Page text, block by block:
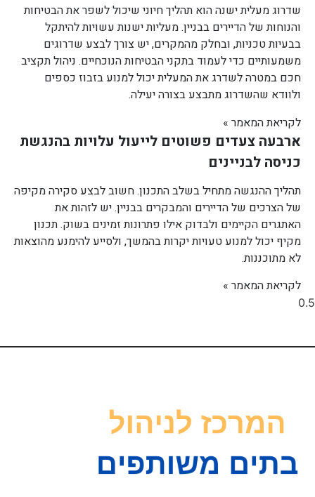
שדרוג מעלית ישנה הוא תהליך חיוני שיכול לשפר את הבטיחות
והנוחות של הדיירים בבניין. מעליות ישנות עשויות להיתקל
בבעיות טכניות, ובחלק מהמקרים, יש צורך לבצע שדרוגים
משמעותיים כדי לעמוד בתקני הבטיחות הנוכחיים. ניהול תקציב
חכם במטרה לשדרג את המעלית יכול למנוע בזבוז כספים
ולוודא שהשדרוג מתבצע בצורה יעילה.
לקריאת המאמר »
ארבעה צעדים פשוטים לייעול עלויות בהנגשת
כניסה לבניינים
תהליך ההנגשה מתחיל בשלב התכנון. חשוב לבצע סקירה מקיפה
של הצרכים של הדיירים והמבקרים בבניין. יש לזהות את
האתגרים הקיימים ולבדוק אילו פתרונות זמינים בשוק. תכנון
מקיף יכול למנוע טעויות יקרות בהמשך, ולסייע להימנע מהוצאות
לא מתוכננות.
לקריאת המאמר »